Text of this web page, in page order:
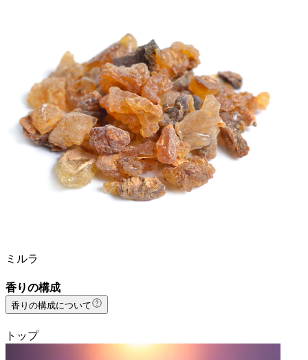
ミルラ
香りの構成
香りの構成について
トップ